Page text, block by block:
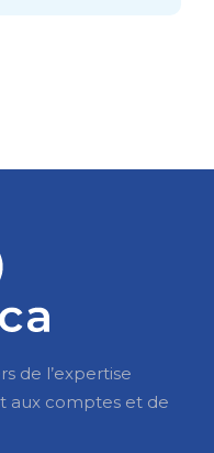
de l’expertise
aux comptes et de